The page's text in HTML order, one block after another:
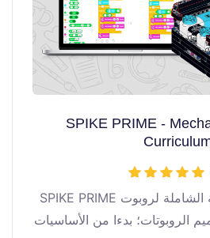
SPIKE PRIME -
تتضمن المادة التدريبية الشاملة لروبوت SPIKE PRIME
الروبوتات؛ بدءا من الأساسيات